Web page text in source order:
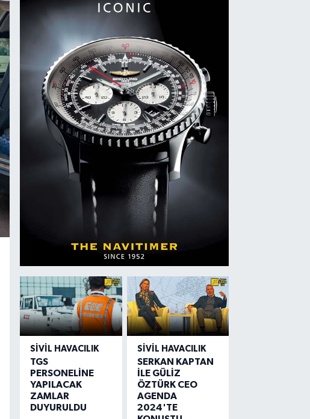
SIVIL HAVACILIK
TGS
PERSONELİNE
YAPILACAK
ZAMLAR
DUYURULDU
SIVIL HAVACILIK
SERKAN KAPTAN
İLE GÜLİZ
ÖZTÜRK CEO
AGENDA
2024'TE